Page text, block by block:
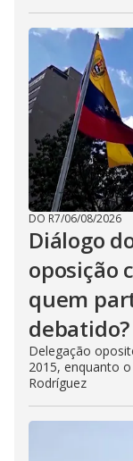
DO R7/06/08/2026
Diálogo
oposição
quem
debatido?
Delegação
2015, enquanto
Rodríguez